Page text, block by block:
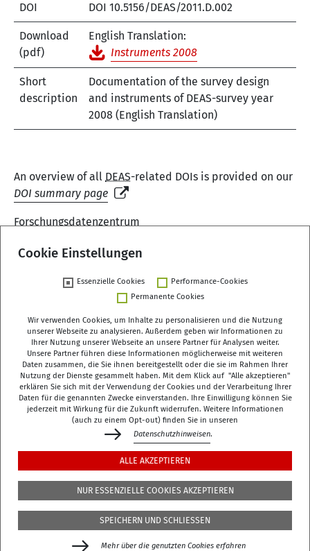
DOI DOI 10.5156/DEAS/2011.D.002
Download
(pdf)
English Translation:
Instruments 2008
Short
description
Documentation of the survey design
and instruments of DEAS-survey year
2008 (English Translation)
An overview of all DEAS-related DOIs is provided on our
DOI summary page
Forschungsdatenzentrum
Deutscher Alterssurvey
Deutsches Zentrum für Altersfragen (DZA)
Manfred-von-Richthofen-Straße 2
12101 Berlin
dza-berlin dza de
+49 (0)30 - 260740-0
+49 (0)30 - 260740-33
Manfred-von-Richthofen-Str./Ecke Dudenstr.
Cookie Einstellungen
Essenzielle Cookies
Performance-Cookies
Permanente Cookies
Wir verwenden Cookies, um Inhalte zu personalisieren und die Nutzung
unserer Webseite zu analysieren. Außerdem geben wir Informationen zu
Ihrer Nutzung unserer Webseite an unsere Partner für Analysen weiter.
Unsere Partner führen diese Informationen möglicherweise mit weiteren
Daten zusammen, die Sie ihnen bereitgestellt oder die sie im Rahmen Ihrer
Nutzung der Dienste gesammelt haben. Mit dem Klick auf "Alle akzeptieren"
erklären Sie sich mit der Verwendung der Cookies und der Verarbeitung Ihrer
Daten für die genannten Zwecke einverstanden. Ihre Einwilligung können Sie
jederzeit mit Wirkung für die Zukunft widerrufen. Weitere Informationen
(auch zu einem Opt-out) finden Sie in unseren
Datenschutzhinweisen.
ALLE AKZEPTIEREN
NUR ESSENZIELLE COOKIES AKZEPTIEREN
SPEICHERN UND SCHLIESSEN
Mehr über die genutzten Cookies erfahren